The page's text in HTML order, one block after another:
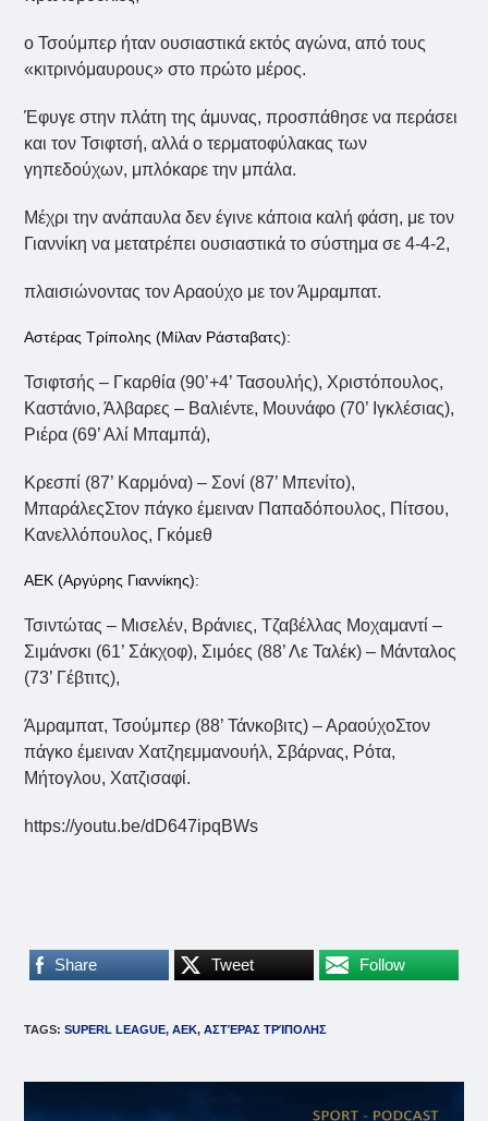
ο Τσούμπερ ήταν ουσιαστικά εκτός αγώνα, από τους
«κιτρινόμαυρους» στο πρώτο μέρος.
Έφυγε στην πλάτη της άμυνας, προσπάθησε να περάσει
και τον Τσιφτσή, αλλά ο τερματοφύλακας των
γηπεδούχων, μπλόκαρε την μπάλα.
Μέχρι την ανάπαυλα δεν έγινε κάποια καλή φάση, με τον
Γιαννίκη να μετατρέπει ουσιαστικά το σύστημα σε 4-4-2,
πλαισιώνοντας τον Αραούχο με τον Άμραμπατ.
Αστέρας Τρίπολης (Μίλαν Ράσταβατς):
Τσιφτσής – Γκαρθία (90’+4’ Τασουλής), Χριστόπουλος,
Καστάνιο, Άλβαρες – Βαλιέντε, Μουνάφο (70’ Ιγκλέσιας),
Ριέρα (69’ Αλί Μπαμπά),
Κρεσπί (87’ Καρμόνα) – Σονί (87’ Μπενίτο),
ΜπαράλεςΣτον πάγκο έμειναν Παπαδόπουλος, Πίτσου,
Κανελλόπουλος, Γκόμεθ
ΑΕΚ (Αργύρης Γιαννίκης):
Τσιντώτας – Μισελέν, Βράνιες, Τζαβέλλας Μοχαμαντί –
Σιμάνσκι (61’ Σάκχοφ), Σιμόες (88’ Λε Ταλέκ) – Μάνταλος
(73’ Γέβτιτς),
Άμραμπατ, Τσούμπερ (88’ Τάνκοβιτς) – ΑραούχοΣτον
πάγκο έμειναν Χατζηεμμανουήλ, Σβάρνας, Ρότα,
Μήτογλου, Χατζισαφί.
https://youtu.be/dD647ipqBWs
Share Tweet Follow
TAGS:SUPERL LEAGUE, ΑΕΚ, ΑΣΤΈΡΑΣ ΤΡΊΠΟΛΗΣ